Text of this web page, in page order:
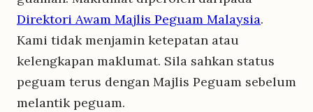
Direktori Awam Majlis Peguam Malaysia.
Kami tidak menjamin ketepatan atau
kelengkapan maklumat. Sila sahkan status
peguam terus dengan Majlis Peguam sebelum
melantik peguam.